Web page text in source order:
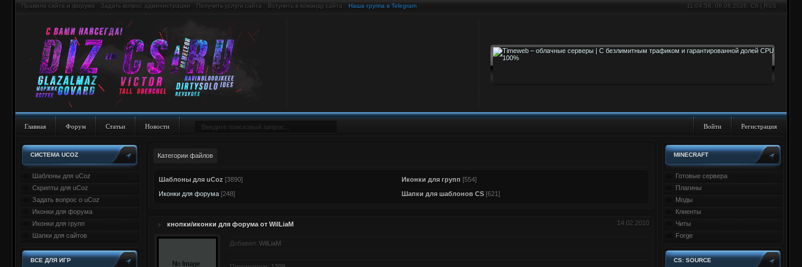
11:04:58 , 08.08.2026, Сб | RSS
Правила сайта и форума Задать вопрос администрации Получить услуги сайта Вступить в команду сайта Наша группа в Telegram
Войти Регистрация
Главная Форум Статьи Новости
MINECRAFT
Готовые сервера
Плагины
Моды
Клиенты
Читы
Forge
CS: SOURCE
СИСТЕМА UCOZ
Шаблоны для uCoz
Скрипты для uCoz
Задать вопрос о uCoz
Иконки для форума
Иконки для групп
Шапки для сайтов
ВСЕ ДЛЯ ИГР
Категории файлов
Шаблоны для uCoz [3890] Иконки для групп [554]
Иконки для форума [248] Шапки для шаблонов CS [621]
14.02.2010
кнопки/иконки для форума от WilLiaM
Добавил: WilLiaM